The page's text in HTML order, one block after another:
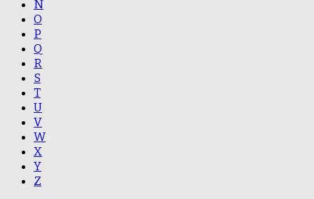
N
O
P
Q
R
S
T
U
V
W
X
Y
Z